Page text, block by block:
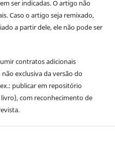
ser indicadas. O artigo não
Caso o artigo seja remixado,
a partir dele, ele não pode ser
contratos adicionais
exclusiva da versão do
publicar em repositório
com reconhecimento de